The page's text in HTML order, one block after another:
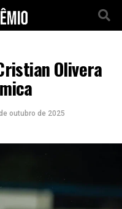
Olivera
outubro de 2025